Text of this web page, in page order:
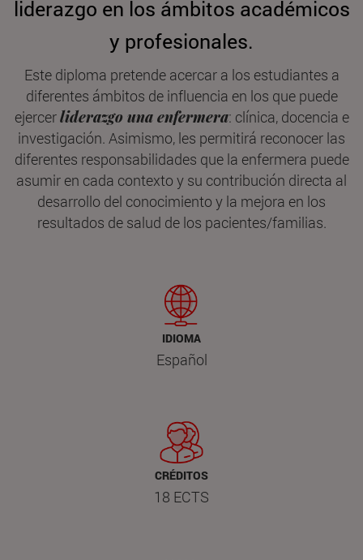
liderazgo en los ámbitos académicos
y profesionales.
Este diploma pretende acercar a los estudiantes a
diferentes ámbitos de influencia en los que puede
ejercerliderazgo una enfermera: clínica, docencia e
investigación. Asimismo, les permitirá reconocer las
diferentes responsabilidades que la enfermera puede
asumir en cada contexto y su contribución directa al
desarrollo del conocimiento y la mejora en los
resultados de salud de los pacientes/familias.
IDIOMA
Español
CRÉDITOS
18 ECTS